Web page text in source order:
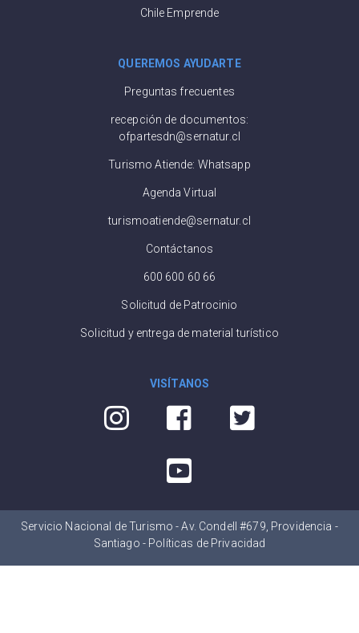
Chile Emprende
QUEREMOS AYUDARTE
Preguntas frecuentes
recepción de documentos:
ofpartesdn@sernatur.cl
Turismo Atiende: Whatsapp
Agenda Virtual
turismoatiende@sernatur.cl
Contáctanos
600 600 60 66
Solicitud de Patrocinio
Solicitud y entrega de material turístico
VISÍTANOS
Servicio Nacional de Turismo - Av. Condell #679, Providencia -
Santiago - Políticas de Privacidad